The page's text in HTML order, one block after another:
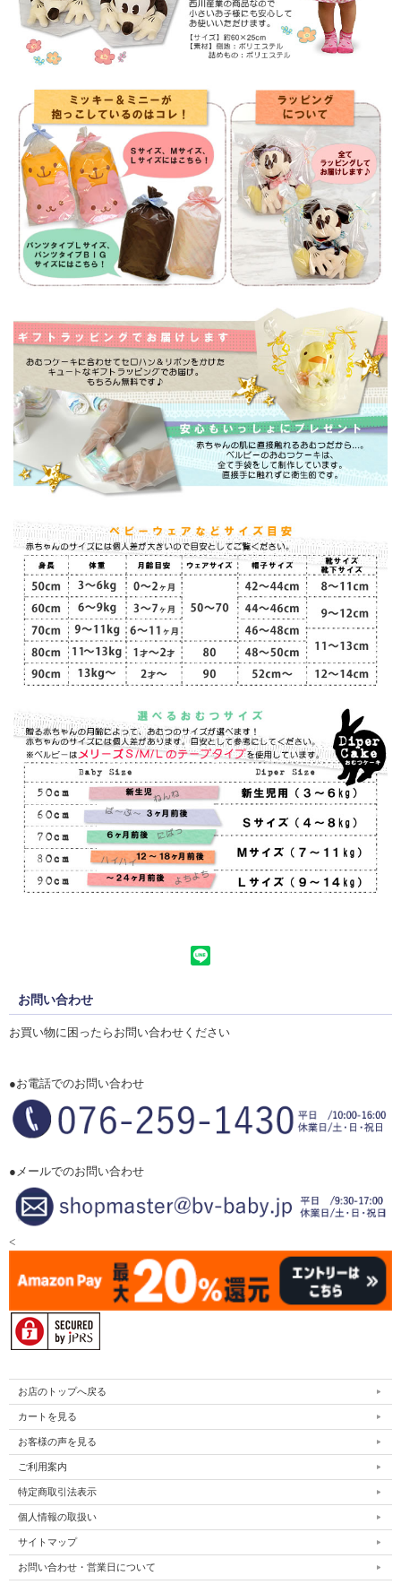
お問い合わせ
お買い物に困ったらお問い合わせください
●お電話でのお問い合わせ
●メールでのお問い合わせ
<
お店のトップへ戻る
カートを見る
お客様の声を見る
ご利用案内
特定商取引法表示
個人情報の取扱い
サイトマップ
お問い合わせ・営業日について